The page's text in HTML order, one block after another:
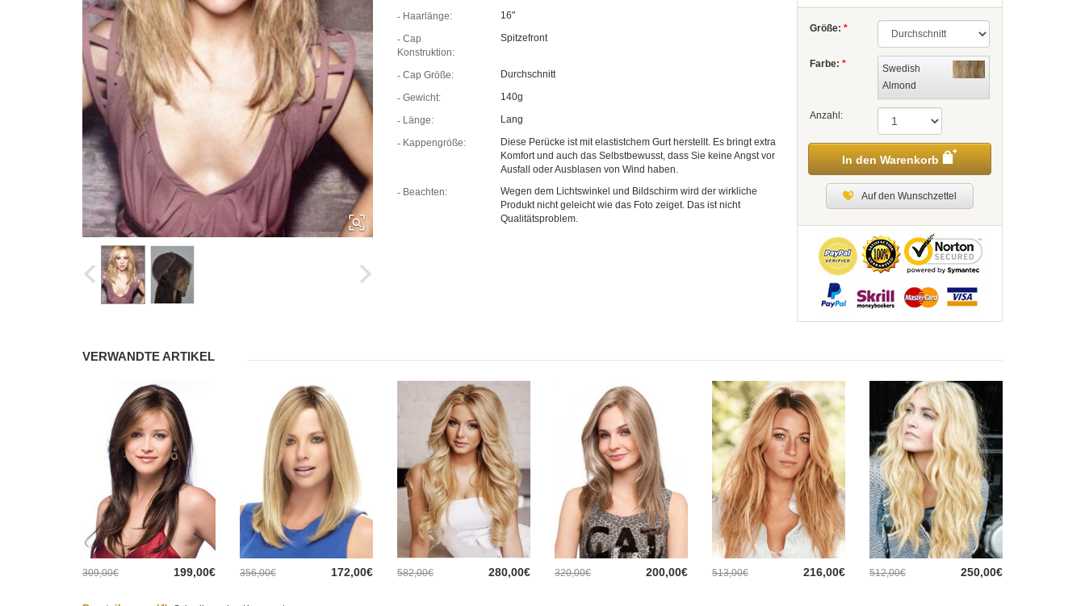
Größe: *
Farbe: *
Swedish
Almond
Anzahl:
In den Warenkorb
Auf den Wunschzettel
Haarlänge: 16"
Cap
Konstruktion:
Spitzefront
Cap Größe: Durchschnitt
Gewicht: 140g
Länge: Lang
Kappengröße:
Diese Perücke ist mit elastistchem Gurt herstellt. Es bringt extra
Komfort und auch das Selbstbewusst, dass Sie keine Angst vor
Ausfall oder Ausblasen von Wind haben.
Beachten:
Wegen dem Lichtswinkel und Bildschirm wird der wirkliche
Produkt nicht geleicht wie das Foto zeiget. Das ist nicht
Qualitätsproblem.
VERWANDTE ARTIKEL
309,00€ 199,00€ 356,00€ 172,00€ 582,00€ 280,00€ 320,00€ 200,00€ 513,00€ 216,00€ 512,00€ 250,00€